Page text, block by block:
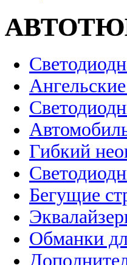
Гибкий
Бегущие
Обманки